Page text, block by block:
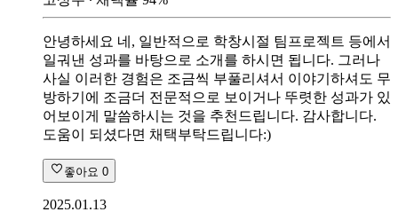
안녕하세요 네, 일반적으로 학창시절 팀프로젝트 등에서
일궈낸 성과를 바탕으로 소개를 하시면 됩니다. 그러나
사실 이러한 경험은 조금씩 부풀리셔서 이야기하셔도 무
방하기에 조금더 전문적으로 보이거나 뚜렷한 성과가 있
어보이게 말씀하시는 것을 추천드립니다. 감사합니다.
도움이 되셨다면 채택부탁드립니다:)
좋아요 0
2025.01.13